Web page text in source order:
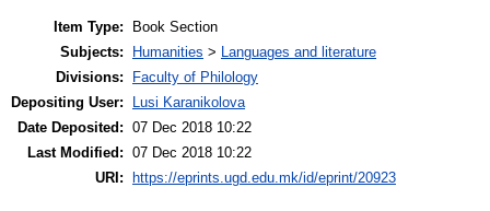
Item Type:
Book Section
Subjects:
Humanities > Languages and literature
Divisions:
Faculty of Philology
Depositing User:
Lusi Karanikolova
Date Deposited: 07 Dec 2018 10:22
Last Modified: 07 Dec 2018 10:22
URI:
https://eprints.ugd.edu.mk/id/eprint/20923